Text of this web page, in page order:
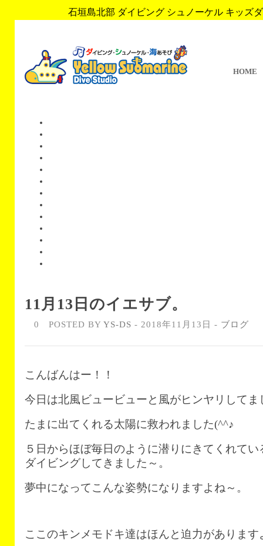
石垣島北部 ダイビング シュノーケル キッズ
HOME
11月13日のイエサブ。
0 POSTED BY YS-DS - 2018年11月13日 - ブログ
こんばんはー！！
今日は北風ビュービューと風がヒンヤリしてま
たまに出てくれる太陽に救われました(^^♪
５日からほぼ毎日のように潜りにきてくれて
ダイビングしてきました～。
夢中になってこんな姿勢になりますよね～。
ここのキンメモドキ達はほんと迫力があります